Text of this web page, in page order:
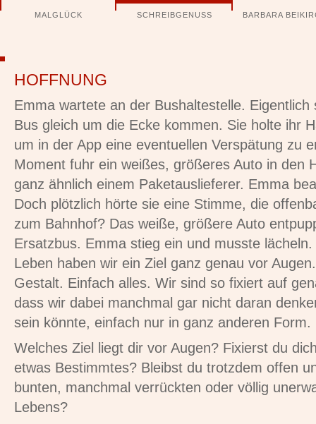
überspringenMALGLÜCK SCHREIBGENUSS BARBARA
HOFFNUNG
Emma wartete an der Bushaltestelle. Eigentlich
Bus gleich um die Ecke kommen. Sie holte ihr
um in der App eine eventuellen Verspätung zu
Moment fuhr ein weißes, größeres Auto in den
ganz ähnlich einem Paketauslieferer. Emma
Doch plötzlich hörte sie eine Stimme, die
zum Bahnhof? Das weiße, größere Auto
Ersatzbus. Emma stieg ein und musste
Leben haben wir ein Ziel ganz genau vor
Gestalt. Einfach alles. Wir sind so fixiert auf
dass wir dabei manchmal gar nicht daran
sein könnte, einfach nur in ganz anderen Form.
Welches Ziel liegt dir vor Augen? Fixierst du
etwas Bestimmtes? Bleibst du trotzdem offen
bunten, manchmal verrückten oder völlig
Lebens?